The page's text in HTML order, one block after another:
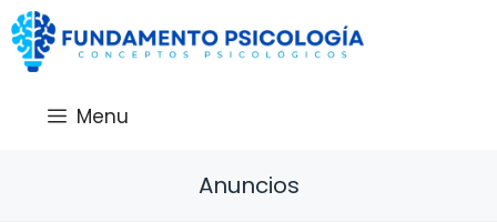
Saltar
al
contenido
Menu
Anuncios